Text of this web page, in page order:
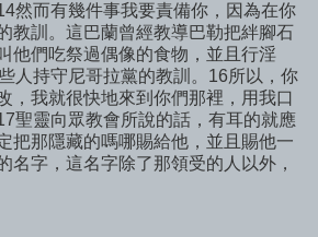
然而有幾件事我要責備你，因為在你
教訓。這巴蘭曾經教導巴勒把絆腳石
他們吃祭過偶像的食物，並且行淫
人持守尼哥拉黨的教訓。16所以，你
，我就很快地來到你們那裡，用我口
聖靈向眾教會所說的話，有耳的就應
把那隱藏的嗎哪賜給他，並且賜他一
名字，這名字除了那領受的人以外，